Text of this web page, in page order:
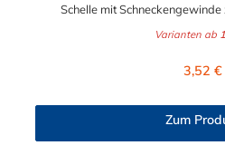
Schelle mit
aus, ist einfach montierbar,
somit die richtige Wahl für
210 mm in verschiedenen
Varianten ab
3,52 €
Zum